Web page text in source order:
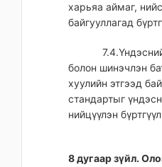
харьяа аймаг,
байгууллагад
болон шинэчлэн
хуулийн этгээд
стандартыг
нийцүүлэн
8 дугаар зүйл.